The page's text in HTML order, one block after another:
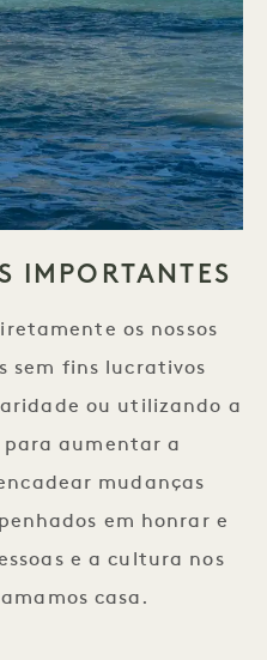
IMPORTANTES
os nossos
sem fins lucrativos
ou utilizando a
aumentar a
mudanças
em honrar e
e a cultura nos
casa.